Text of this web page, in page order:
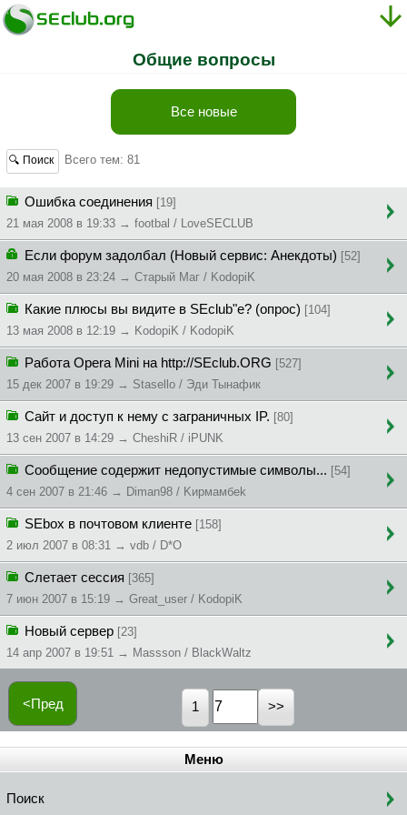
Общие вопросы
Все новые
🔍 Поиск Всего тем: 81
Ошибка соединения [19]
21 мая 2008 в 19:33 → footbal / LoveSECLUB
Если форум задолбал (Новый сервис: Анекдоты) [52]
20 мая 2008 в 23:24 → Cтapый Maг / KodopiK
Какие плюсы вы видите в SEclub"е? (опрос) [104]
13 мая 2008 в 12:19 → KodopiK / KodopiK
Работа Opera Mini на http://SEclub.ORG [527]
15 дек 2007 в 19:29 → Stasello / Эди Тынафик
Сайт и доступ к нему с заграничных IP. [80]
13 сен 2007 в 14:29 → CheshiR / iPUNK
Сообщение содержит недопустимые символы... [54]
4 сен 2007 в 21:46 → Diman98 / Kиpмaмбek
SEbox в почтовом клиенте [158]
2 июл 2007 в 08:31 → vdb / D*O
Слетает сессия [365]
7 июн 2007 в 15:19 → Great_user / KodopiK
Новый сервер [23]
14 апр 2007 в 19:51 → Massson / BlackWaltz
<Пред 1
Меню
Поиск